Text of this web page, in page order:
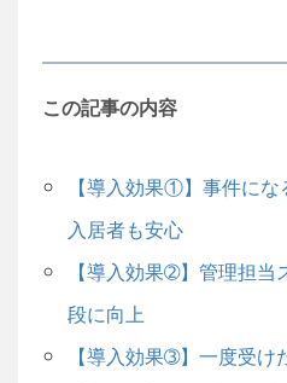
この記事の内容
【導入効果①】事件にな
入居者も安心
【導入効果➁】管理担
段に向上
【導入効果➂】一度受